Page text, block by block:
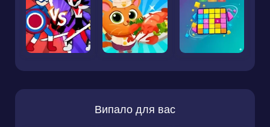
Випало для вас